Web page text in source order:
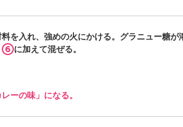
料を入れ、強めの火にかける。グラニュー糖が
6 に加えて混ぜる。
ーの味」になる。